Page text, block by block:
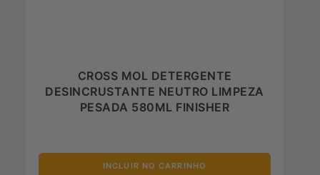
CROSS MOL DETERGENTE
DESINCRUSTANTE NEUTRO LIMPEZA
PESADA 580ML FINISHER
INCLUIR NO CARRINHO